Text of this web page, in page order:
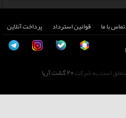
تماس با ما قوانین استرداد پرداخت آنلاین
است به شرکت20 گشت آریا